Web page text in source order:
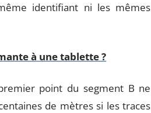
identifiant ni les mêmes
à une tablette ?
point du segment B ne
de mètres si les traces